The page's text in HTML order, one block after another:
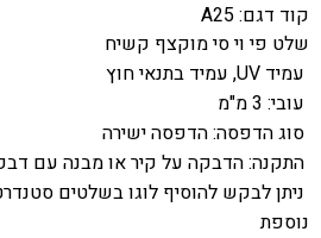
קוד דגם:A25
שלט פי וי סי מוקצף קשיח
עמיד UV, עמיד בתנאי חוץ
עובי: 3 מ"מ
סוג הדפסה: הדפסה ישירה
התקנה: הדבקה על קיר או מבנה עם דבק
ניתן לבקש להוסיף לוגו בשלטים
נוספת